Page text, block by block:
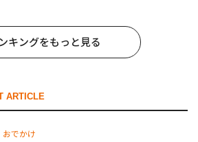
キングをもっと見る
ARTICLE
おでかけ